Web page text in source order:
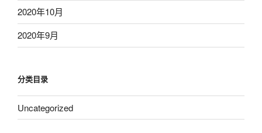
2020年10月
2020年9月
分类目录
Uncategorized